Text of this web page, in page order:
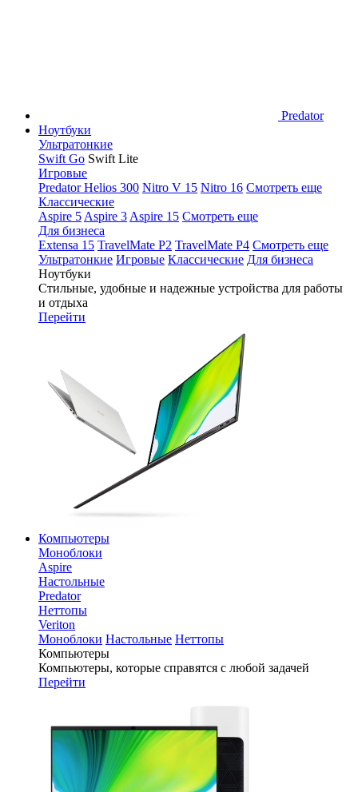
Predator
Ноутбуки
Ультратонкие
Swift Go Swift Lite
Игровые
Predator Helios 300 Nitro V 15 Nitro 16 Смотреть еще
Классические
Aspire 5 Aspire 3 Aspire 15 Смотреть еще
Для бизнеса
Extensa 15 TravelMate P2 TravelMate P4 Смотреть еще
Ультратонкие Игровые Классические Для бизнеса
Ноутбуки
Стильные, удобные и надежные устройства для работы
и отдыха
Перейти
Компьютеры
Моноблоки
Aspire
Настольные
Predator
Неттопы
Veriton
Моноблоки Настольные Неттопы
Компьютеры
Компьютеры, которые справятся с любой задачей
Перейти